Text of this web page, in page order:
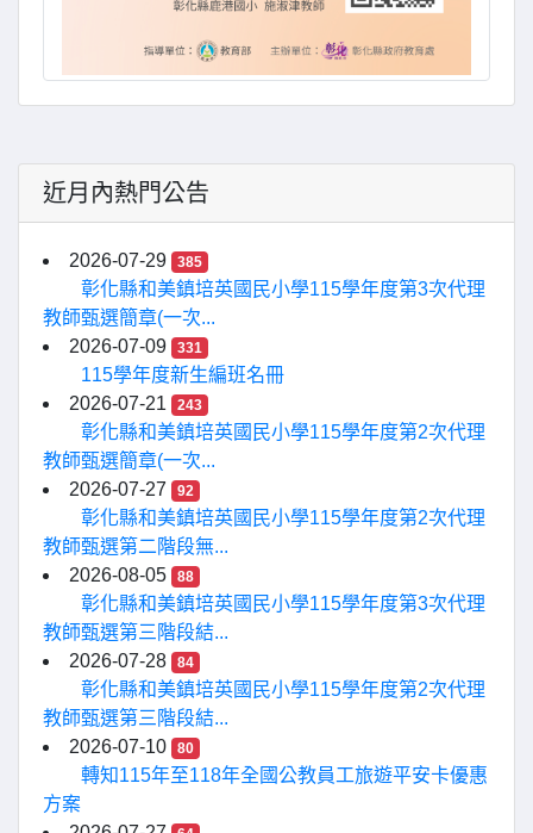
近月內熱門公告
2026-07-29 385
彰化縣和美鎮培英國民小學115學年度第3次代理
教師甄選簡章(一次...
2026-07-09
331
115學年度新生編班名冊
2026-07-21
243
彰化縣和美鎮培英國民小學115學年度第2次代理
教師甄選簡章(一次...
2026-07-27
92
彰化縣和美鎮培英國民小學115學年度第2次代理
教師甄選第二階段無...
2026-08-05
88
彰化縣和美鎮培英國民小學115學年度第3次代理
教師甄選第三階段結...
2026-07-28
84
彰化縣和美鎮培英國民小學115學年度第2次代理
教師甄選第三階段結...
2026-07-10
80
轉知115年至118年全國公教員工旅遊平安卡優惠
方案